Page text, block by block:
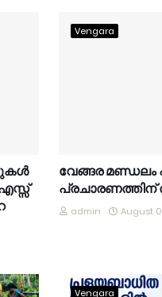
Vengara
വേങ്ങര
പ്രചാരണത്തിന്
admin August
Vengara